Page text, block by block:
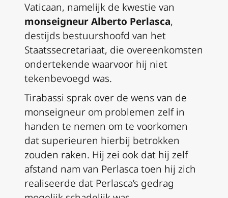
Vaticaan, namelijk de kwestie van
monseigneur Alberto Perlasca,
destijds bestuurshoofd van het
Staatssecretariaat, die overeenkomsten
ondertekende waarvoor hij niet
tekenbevoegd was.
Tirabassi sprak over de wens van de
monseigneur om problemen zelf in
handen te nemen om te voorkomen
dat superieuren hierbij betrokken
zouden raken. Hij zei ook dat hij zelf
afstand nam van Perlasca toen hij zich
realiseerde dat Perlasca’s gedrag